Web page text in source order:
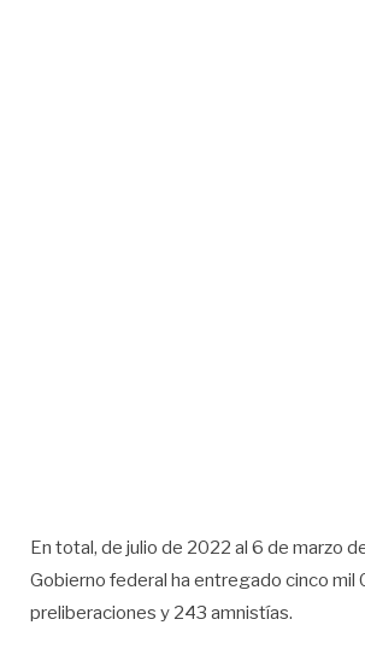
En total, de julio de 2022 al 6 de marzo
Gobierno federal ha entregado cinco mil
preliberaciones y 243 amnistías.